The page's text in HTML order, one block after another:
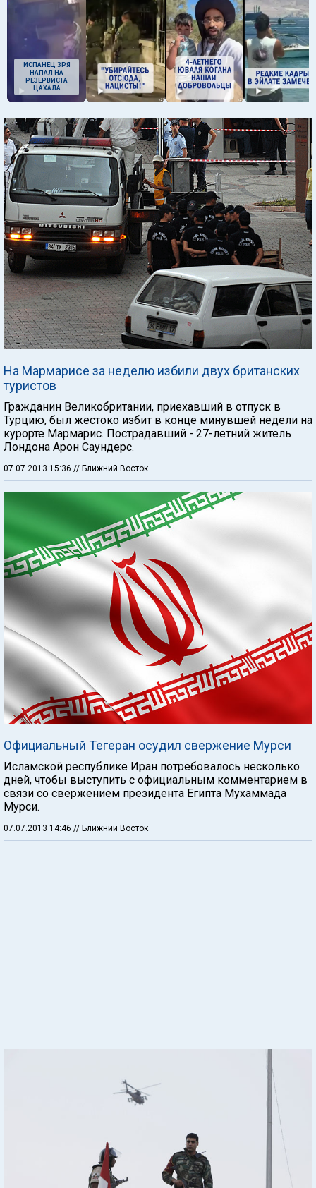
ИСПАНЕЦ ЗРЯ
НАПАЛ НА
РЕЗЕРВИСТА
ЦАХАЛА
На Мармарисе за неделю избили двух британских
туристов
Гражданин Великобритании, приехавший в отпуск в
Турцию, был жестоко избит в конце минувшей недели на
курорте Мармарис. Пострадавший - 27-летний житель
Лондона Арон Саундерс.
07.07.2013 15:36 // Ближний Восток
Официальный Тегеран осудил свержение Мурси
Исламской республике Иран потребовалось несколько
дней, чтобы выступить с официальным комментарием в
связи со свержением президента Египта Мухаммада
Мурси.
07.07.2013 14:46 // Ближний Восток